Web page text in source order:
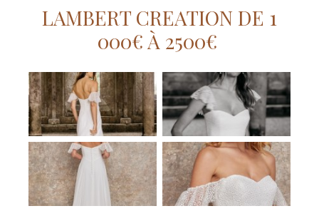
LAMBERT CREATION DE 1
000€ À 2500€